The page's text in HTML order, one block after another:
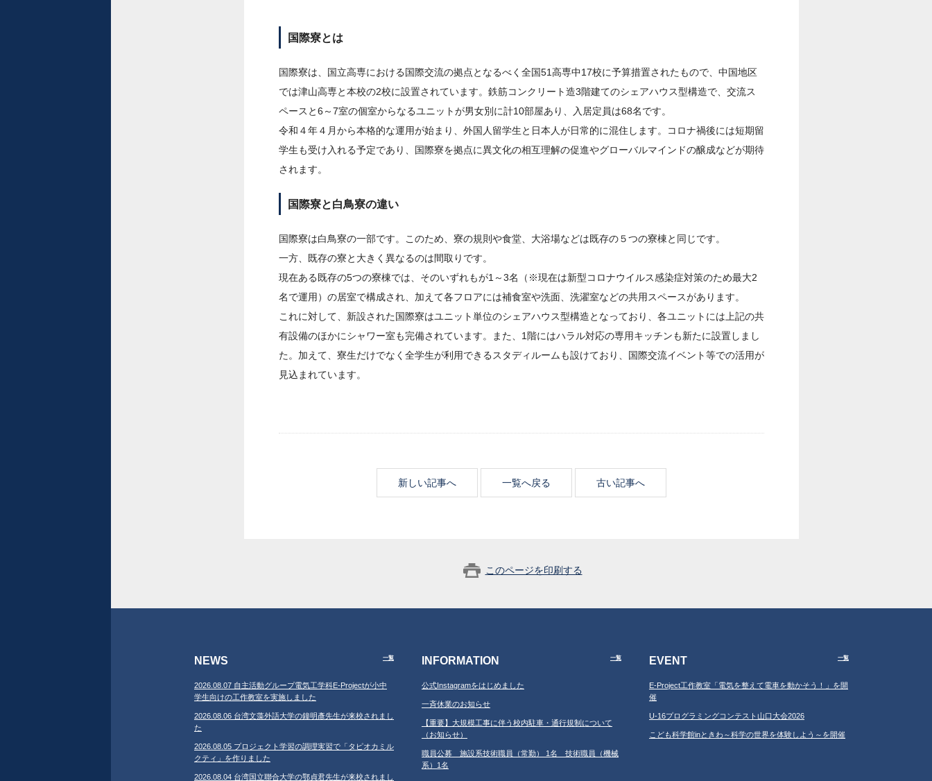
国際寮とは
国際寮は、国立高専における国際交流の拠点となるべく全国51高専中17校に予算措置されたもので、中国地区
では津山高専と本校の2校に設置されています。鉄筋コンクリート造3階建てのシェアハウス型構造で、交流ス
ペースと6～7室の個室からなるユニットが男女別に計10部屋あり、入居定員は68名です。
令和４年４月から本格的な運用が始まり、外国人留学生と日本人が日常的に混住します。コロナ禍後には短期留
学生も受け入れる予定であり、国際寮を拠点に異文化の相互理解の促進やグローバルマインドの醸成などが期待
されます。
国際寮と白鳥寮の違い
国際寮は白鳥寮の一部です。このため、寮の規則や食堂、大浴場などは既存の５つの寮棟と同じです。
一方、既存の寮と大きく異なるのは間取りです。
現在ある既存の5つの寮棟では、そのいずれもが1～3名（※現在は新型コロナウイルス感染症対策のため最大2
名で運用）の居室で構成され、加えて各フロアには補食室や洗面、洗濯室などの共用スペースがあります。
これに対して、新設された国際寮はユニット単位のシェアハウス型構造となっており、各ユニットには上記の共
有設備のほかにシャワー室も完備されています。また、1階にはハラル対応の専用キッチンも新たに設置しまし
た。加えて、寮生だけでなく全学生が利用できるスタディルームも設けており、国際交流イベント等での活用が
見込まれています。
新しい記事へ 一覧へ戻る 古い記事へ
このページを印刷する
NEWS 一覧
2026.08.07 自主活動グループ電気工学科E-Projectが小中
学生向けの工作教室を実施しました
2026.08.06 台湾文藻外語大学の鐘明彥先生が来校されまし
た
2026.08.05 プロジェクト学習の調理実習で「タピオカミル
クティ」を作りました
2026.08.04 台湾国立聯合大学の鄂貞君先生が来校されまし
INFORMATION 一覧
公式Instagramをはじめました
一斉休業のお知らせ
【重要】大規模工事に伴う校内駐車・通行規制について
（お知らせ）
職員公募 施設系技術職員（常勤） 1名 技術職員（機械
系）1名
EVENT 一覧
E-Project工作教室「電気を整えて電車を動かそう！」を開
催
U-16プログラミングコンテスト山口大会2026
こども科学館inときわ～科学の世界を体験しよう～を開催